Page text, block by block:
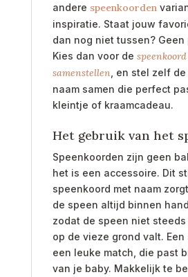
andere speenkoorden
inspiratie. Staat jouw
dan nog niet tussen? Geen
Kies dan voor de
samenstellen, en stel zelf
naam samen die perfect
kleintje of kraamcadeau.
Het gebruik van het
Speenkoorden zijn geen
het is een accessoire. Dit
speenkoord met naam
de speen altijd binnen
zodat de speen niet
op de vieze grond valt.
een leuke match, die past
van je baby. Makkelijk te